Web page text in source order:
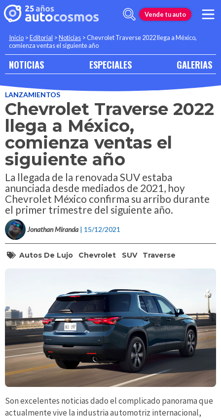
Vende tu auto
Inicio >Editorial >Noticias >Chevrolet Traverse 2022 llega a México,
comienza ventas el siguiente año
NOTICIAS ESPECIALES GALERIAS
LANZAMIENTOS
Chevrolet Traverse 2022
llega a México,
comienza ventas el
siguiente año
La llegada de la renovada SUV estaba
anunciada desde mediados de 2021, hoy
Chevrolet México confirma su arribo durante
el primer trimestre del siguiente año.
Jonathan Miranda | 15/12/2021
Autos De Lujo Chevrolet SUV Traverse
Son excelentes noticias dado el complicado panorama que
actualmente vive la industria automotriz internacional,